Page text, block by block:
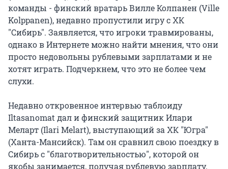
команды - финский вратарь Вилле Колпанен (Ville
Kolppanen), недавно пропустили игру с ХК
"Сибирь". Заявляется, что игроки травмированы,
однако в Интернете можно найти мнения, что они
просто недовольны рублевыми зарплатами и не
хотят играть. Подчеркнем, что это не более чем
слухи.
Недавно откровенное интервью таблоиду
Iltasanomat дал и финский защитник Илари
Меларт (Ilari Melart), выступающий за ХК "Югра"
(Ханта-Мансийск). Там он сравнил свою поездку в
Сибирь с "благотворительностью", которой он
якобы занимается, получая рублевую зарплату.